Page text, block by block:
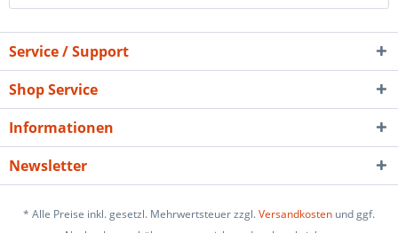
Service / Support
Shop Service
Informationen
Newsletter
* Alle Preise inkl. gesetzl. Mehrwertsteuer zzgl.Versandkosten und ggf.